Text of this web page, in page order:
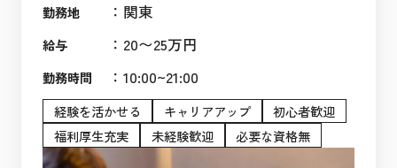
勤務地 ： 関東
給与 ： 20〜25万円
勤務時間 ： 10:00~21:00
経験を活かせる キャリアアップ
初心者歓迎
福利厚生充実
未経験歓迎 必要な資格無